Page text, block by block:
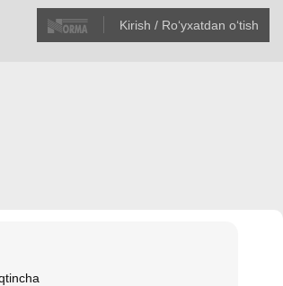
Kirish / Roʻyхatdan oʻtish